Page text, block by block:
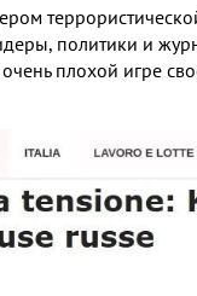
политики и
плохой игре